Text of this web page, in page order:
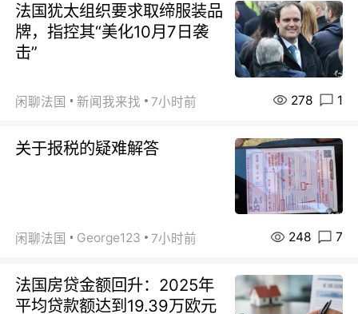
法国犹太组织要求取缔服装品
牌，指控其“美化10月7日袭
击”
闲聊法国 新闻我来找 7小时前 278 1
关于报税的疑难解答
闲聊法国 George123 7小时前 248 7
法国房贷金额回升：2025年
平均贷款额达到19.39万欧元